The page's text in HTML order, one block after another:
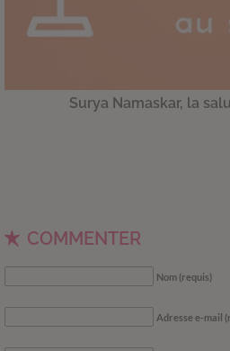
Surya Namaskar, la
COMMENTER
Nom (requis)
Adresse e-mail